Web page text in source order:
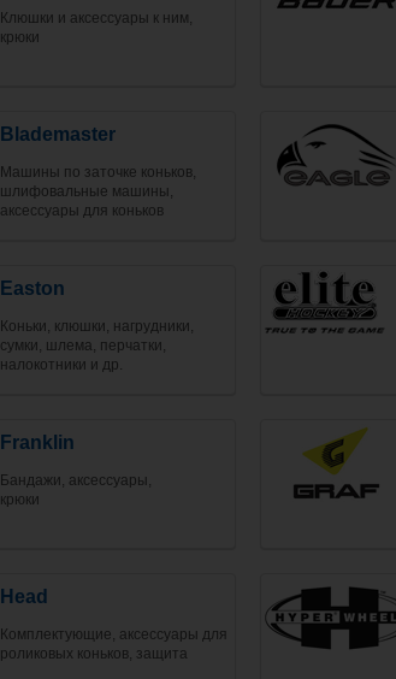
Клюшки и аксессуары к ним,
крюки
Blademaster
Машины по заточке коньков,
шлифовальные машины,
аксессуары для коньков
Easton
Коньки, клюшки, нагрудники,
сумки, шлема, перчатки,
налокотники и др.
Franklin
Бандажи, аксессуары,
крюки
Head
Комплектующие, аксессуары для
роликовых коньков, защита